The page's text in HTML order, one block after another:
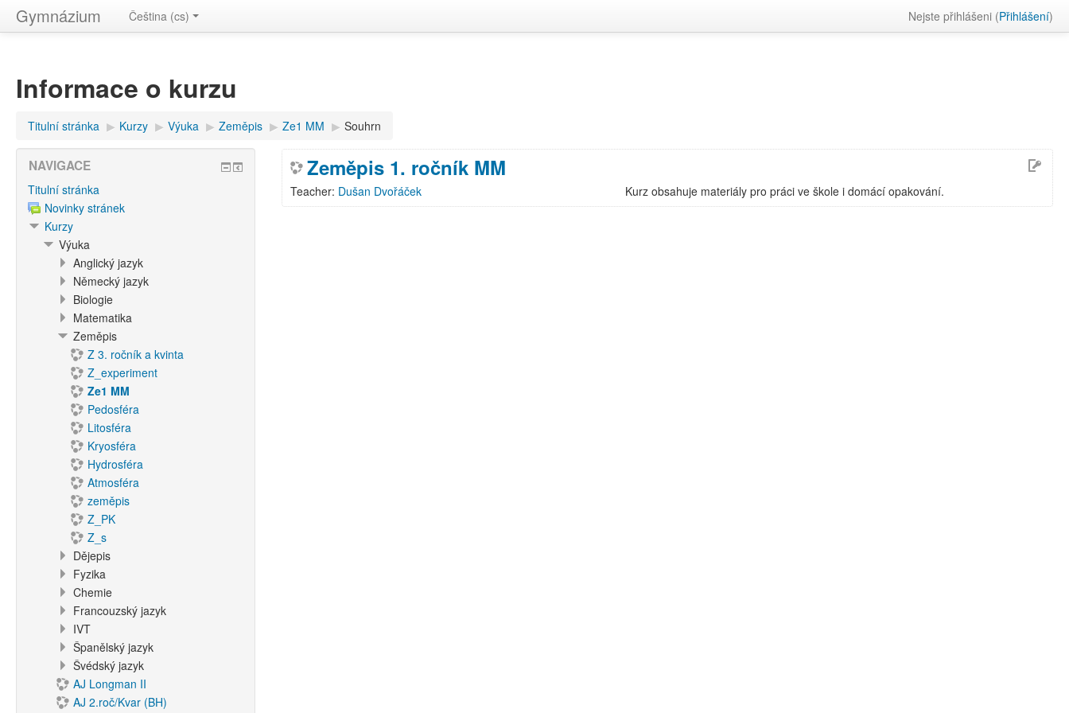
Gymnázium Nejste přihlášeni (Přihlášení)
Čeština ‎(cs)‎
Informace o kurzu
Titulní stránka ▶︎ Kurzy ▶︎ Výuka ▶︎ Zeměpis ▶︎ Ze1 MM ▶︎ Souhrn
Zeměpis 1. ročník MM
Kurz obsahuje materiály pro práci ve škole i domácí opakování.
Teacher: Dušan Dvořáček
NAVIGACE
Titulní stránka
Novinky stránek
Kurzy
Výuka
Anglický jazyk
Německý jazyk
Biologie
Matematika
Zeměpis
Z 3. ročník a kvinta
Z_experiment
Ze1 MM
Pedosféra
Litosféra
Kryosféra
Hydrosféra
Atmosféra
zeměpis
Z_PK
Z_s
Dějepis
Fyzika
Chemie
Francouzský jazyk
IVT
Španělský jazyk
Švédský jazyk
AJ Longman II
AJ 2.roč/Kvar (BH)